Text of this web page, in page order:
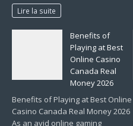
Lire la suite
Benefits of
Playing at Best
Online Casino
Canada Real
Money 2026
Benefits of Playing at Best Online
Casino Canada Real Money 2026
As an avid online gaming